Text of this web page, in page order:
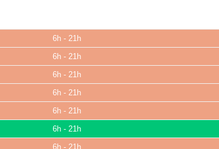
6h - 21h
6h - 21h
6h - 21h
6h - 21h
6h - 21h
6h - 21h
6h - 21h